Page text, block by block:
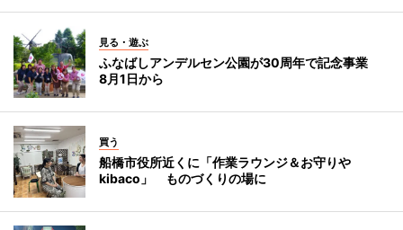
見る・遊ぶ
ふなばしアンデルセン公園が30周年で記念事業
8月1日から
買う
船橋市役所近くに「作業ラウンジ＆お守りや
kibaco」 ものづくりの場に